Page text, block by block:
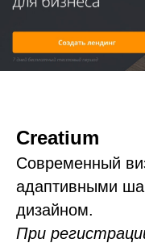
Creatium
Современный
адаптивными
дизайном.
При